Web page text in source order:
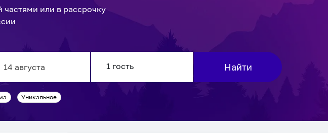
частями или в рассрочку
Найти
Уникальное